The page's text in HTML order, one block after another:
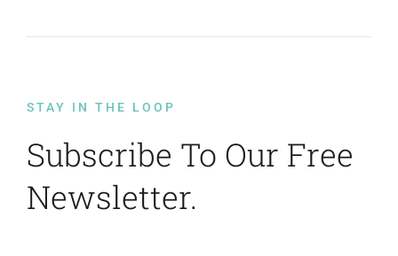
STAY IN THE LOOP
Subscribe To Our Free
Newsletter.